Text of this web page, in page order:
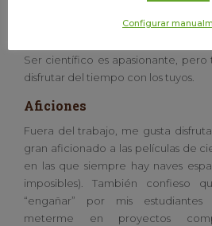
Ser científico es apasionante, pero
disfrutar del tiempo con los tuyos.
Aficiones
Fuera del trabajo, me gusta
gran aficionado a las películas de
en las que siempre hay naves
imposibles). También confieso
“engañar” por mis
meterme en proyectos
Configurar